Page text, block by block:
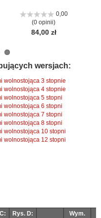
0,00
(0 opinii)
84,00 zł
wersjach:
wolnostojąca 3 stopnie
wolnostojąca 4 stopnie
wolnostojąca 5 stopni
wolnostojąca 6 stopni
wolnostojąca 7 stopni
wolnostojąca 8 stopni
wolnostojąca 10 stopni
wolnostojąca 12 stopni
Rys. D:
Wym.